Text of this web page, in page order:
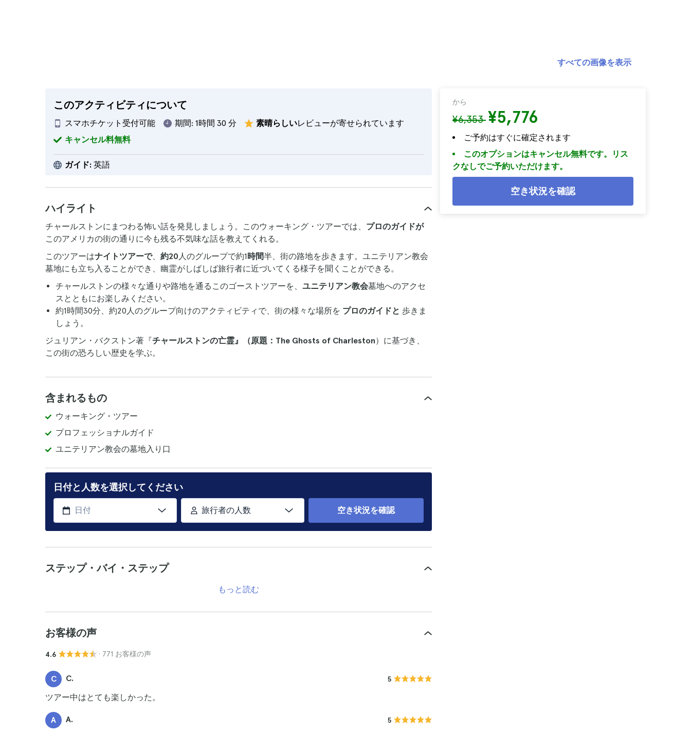
このアクティビティについて
スマホチケット受付可能 期間: 1時間 30 分 素晴らしいレビューが寄せられています
キャンセル料無料
ガイド: 英語
から
¥6,353¥5,776
ご予約はすぐに確定されます
このオプションはキャンセル無料です。リス
クなしでご予約いただけます。
空き状況を確認
すべての画像を表示
ハイライト
チャールストンにまつわる怖い話を発見しましょう。このウォーキング・ツアーでは、 プロのガイドが
このアメリカの街の通りに今も残る不気味な話を教えてくれる。
このツアーはナイトツアーで、 約20人のグループで約1時間半、街の路地を歩きます。ユニテリアン教会
墓地にも立ち入ることができ、幽霊がしばしば旅行者に近づいてくる様子を聞くことができる。
チャールストンの様々な通りや路地を通るこのゴーストツアーを、 ユニテリアン教会墓地へのアクセ
スとともにお楽しみください。
約1時間30分、約20人のグループ向けのアクティビティで、街の様々な場所を プロのガイドと 歩きま
しょう。
ジュリアン・バクストン著『チャールストンの亡霊』（原題：The Ghosts of Charleston）に基づき、
この街の恐ろしい歴史を学ぶ。
含まれるもの
ウォーキング・ツアー
プロフェッショナルガイド
ユニテリアン教会の墓地入り口
日付と人数を選択してください
旅行者の人数 空き状況を確認
ステップ・バイ・ステップ
もっと読む
お客様の声
4.6 · 771 お客様の声
C C. 5
ツアー中はとても楽しかった。
A A. 5